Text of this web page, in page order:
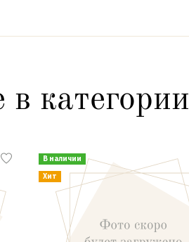
категории
В наличии
Хит